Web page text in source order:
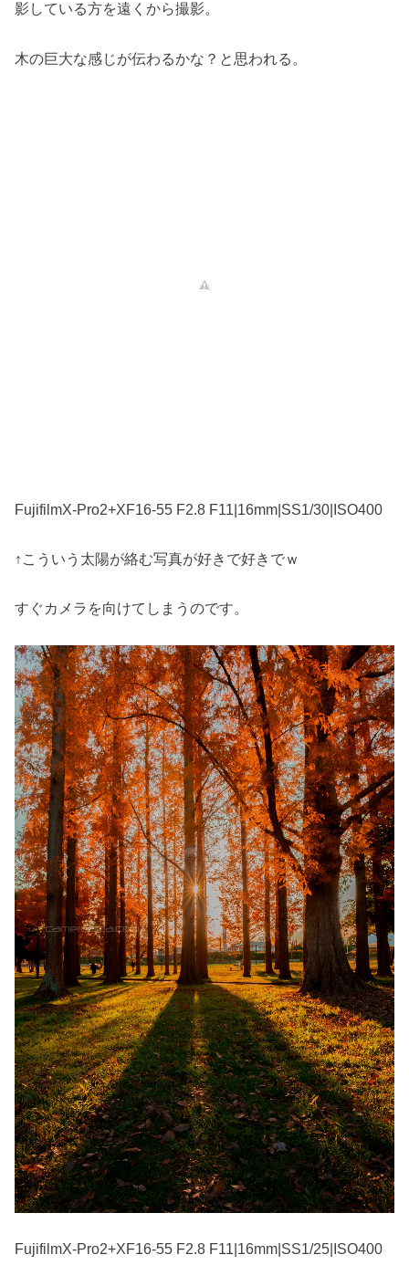
影している方を遠くから撮影。
木の巨大な感じが伝わるかな？と思われる。
FujifilmX-Pro2+XF16-55 F2.8 F11|16mm|SS1/30|ISO400
↑こういう太陽が絡む写真が好きで好きでｗ
すぐカメラを向けてしまうのです。
FujifilmX-Pro2+XF16-55 F2.8 F11|16mm|SS1/25|ISO400